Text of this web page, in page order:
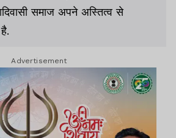
समाज अपने अस्तित्व से
Advertisement